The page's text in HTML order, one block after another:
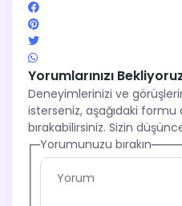
Yorumlarınızı
Deneyimlerinizi ve
isterseniz, aşağıdaki
bırakabilirsiniz. Sizin
Yorumunuzu bırakın